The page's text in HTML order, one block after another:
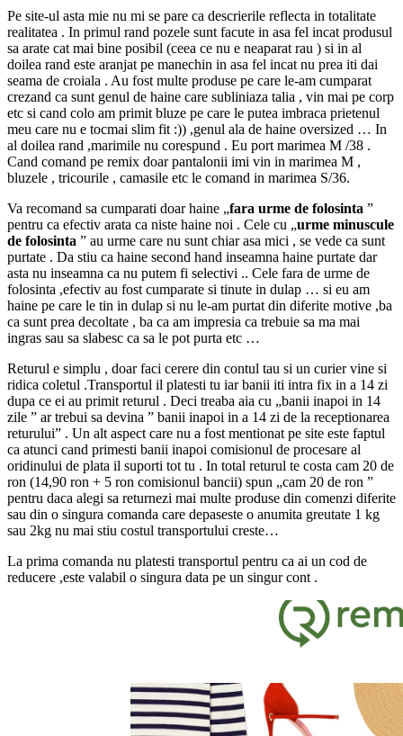
Pe site-ul asta mie nu mi se pare ca descrierile reflecta in totalitate
realitatea . In primul rand pozele sunt facute in asa fel incat produsul
sa arate cat mai bine posibil (ceea ce nu e neaparat rau ) si in al
doilea rand este aranjat pe manechin in asa fel incat nu prea iti dai
seama de croiala . Au fost multe produse pe care le-am cumparat
crezand ca sunt genul de haine care subliniaza talia , vin mai pe corp
etc si cand colo am primit bluze pe care le putea imbraca prietenul
meu care nu e tocmai slim fit :)) ,genul ala de haine oversized … In
al doilea rand ,marimile nu corespund . Eu port marimea M /38 .
Cand comand pe remix doar pantalonii imi vin in marimea M ,
bluzele , tricourile , camasile etc le comand in marimea S/36.
Va recomand sa cumparati doar haine „fara urme de folosinta ”
pentru ca efectiv arata ca niste haine noi . Cele cu „urme minuscule
de folosinta ” au urme care nu sunt chiar asa mici , se vede ca sunt
purtate . Da stiu ca haine second hand inseamna haine purtate dar
asta nu inseamna ca nu putem fi selectivi .. Cele fara de urme de
folosinta ,efectiv au fost cumparate si tinute in dulap … si eu am
haine pe care le tin in dulap si nu le-am purtat din diferite motive ,ba
ca sunt prea decoltate , ba ca am impresia ca trebuie sa ma mai
ingras sau sa slabesc ca sa le pot purta etc …
Returul e simplu , doar faci cerere din contul tau si un curier vine si
ridica coletul .Transportul il platesti tu iar banii iti intra fix in a 14 zi
dupa ce ei au primit returul . Deci treaba aia cu „banii inapoi in 14
zile ” ar trebui sa devina ” banii inapoi in a 14 zi de la receptionarea
returului” . Un alt aspect care nu a fost mentionat pe site este faptul
ca atunci cand primesti banii inapoi comisionul de procesare al
oridinului de plata il suporti tot tu . In total returul te costa cam 20 de
ron (14,90 ron + 5 ron comisionul bancii) spun „cam 20 de ron ”
pentru daca alegi sa returnezi mai multe produse din comenzi diferite
sau din o singura comanda care depaseste o anumita greutate 1 kg
sau 2kg nu mai stiu costul transportului creste…
La prima comanda nu platesti transportul pentru ca ai un cod de
reducere ,este valabil o singura data pe un singur cont .